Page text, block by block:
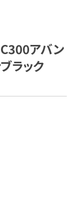
クセスマップ
アバン
ラック